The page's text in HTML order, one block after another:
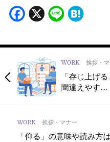
Facebook
X Line
WORK 挨拶・
「存じ上げ
間違えやす…
WORK 挨拶・マナー
「仰る」の意味や読み方